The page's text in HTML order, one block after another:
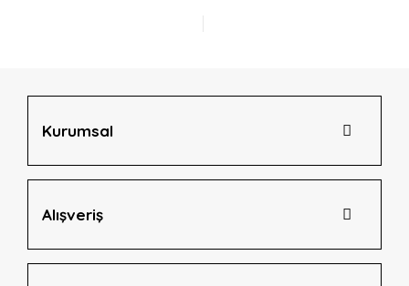
Ürün açıklamasında eksik bilgiler bulunuyor.
Kurumsal
Alışveriş